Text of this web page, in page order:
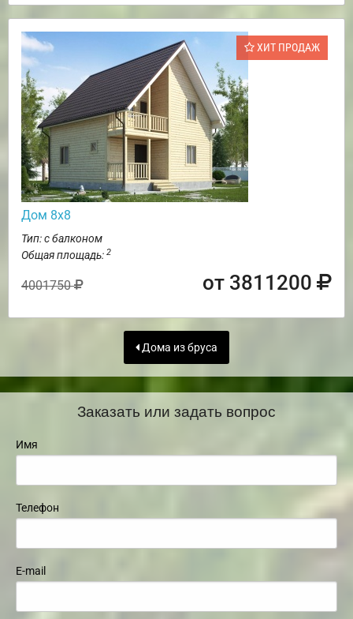
ХИТ ПРОДАЖ
Дом 8х8
Тип: с балконом
Общая площадь: 2
4001750 от 3811200
Дома из бруса
Заказать или задать вопрос
Имя
Телефон
E-mail